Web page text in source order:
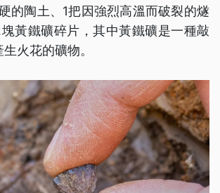
的陶土、1把因強烈高溫而破裂的燧
黃鐵礦碎片，其中黃鐵礦是一種敲
火花的礦物。